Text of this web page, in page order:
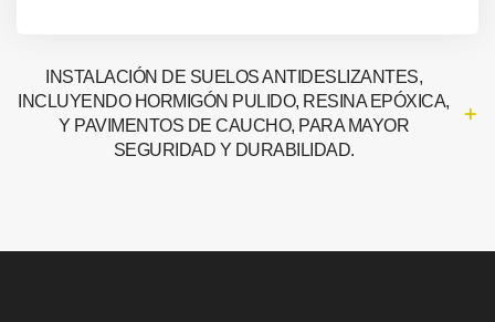
INSTALACIÓN DE SUELOS ANTIDESLIZANTES,
INCLUYENDO HORMIGÓN PULIDO, RESINA EPÓXICA,
Y PAVIMENTOS DE CAUCHO, PARA MAYOR
SEGURIDAD Y DURABILIDAD.